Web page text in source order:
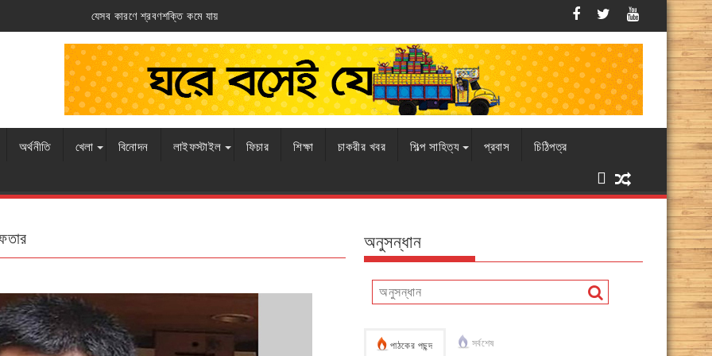
কমে যায় এবারও চামড়ার বাজারে ধস, বিপাকে
অর্থনীতি খেলা বিনোদন লাইফস্টাইল ফিচার শিক্ষা চাকরীর খবর শিল্প সাহিত্য প্রবাস চিঠিপত্র
অনুসন্ধান
পাঠকের পছন্দ সর্বশেষ